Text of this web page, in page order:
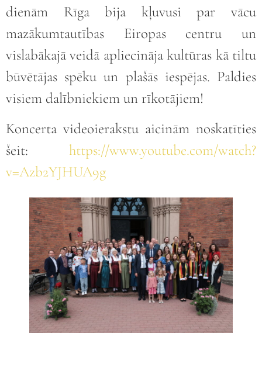
dienām Rīga bija kļuvusi par vācu
mazākumtautības Eiropas centru un
vislabākajā veidā apliecināja kultūras kā tiltu
būvētājas spēku un plašās iespējas. Paldies
visiem dalībniekiem un rīkotājiem!
Koncerta videoierakstu aicinām noskatīties
šeit: https://www.youtube.com/watch?
v=Azb2YJHUA9g